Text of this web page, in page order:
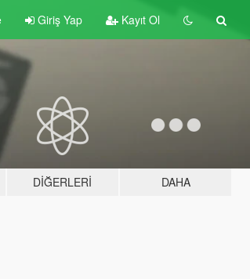
Giriş Yap Kayıt Ol
DIĞERLERI DAHA